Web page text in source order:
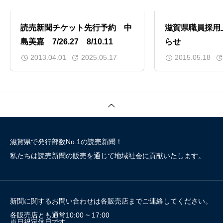
読売新聞チケット先行予約 中
島美嘉 7/26.27 8/10.11
2013.04.01 2025.05.17
滋賀県職員採
らせ
2015.05.18
滋賀県で発行部数No.1の読売新聞！
私たちは読売新聞の販売を通じて地域社会に貢献いたします。
新聞に関するお問い合わせは各販売店までご連絡してください。
各販売店とも通常10:00 ~ 17:00